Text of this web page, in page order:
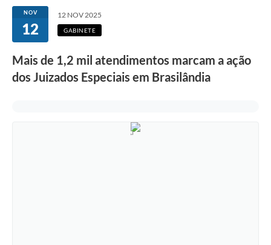
Transparência
Câmara Municipal
e-SIC
NOV
12
12 NOV 2025
GABINETE
Mais de 1,2 mil atendimentos marcam a ação
dos Juizados Especiais em Brasilândia